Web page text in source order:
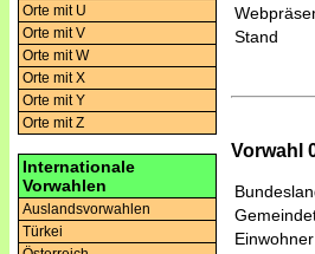
Orte mit U
Orte mit V
Orte mit W
Orte mit X
Orte mit Y
Orte mit Z
Internationale
Vorwahlen
Auslandsvorwahlen
Türkei
Stand
Vorwahl
Einwohner